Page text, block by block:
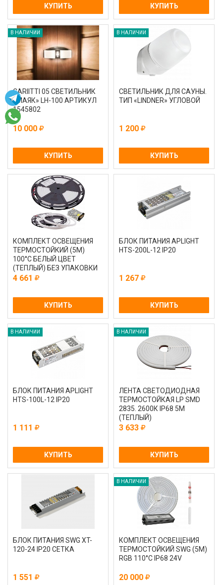
КУПИТЬ КУПИТЬ
В НАЛИЧИИ
CARIITTI 05 СВЕТИЛЬНИК
«МАЯК» LH-100 АРТИКУЛ
1545802
10 000
КУПИТЬ
В НАЛИЧИИ
СВЕТИЛЬНИК ДЛЯ САУНЫ.
ТИП «LINDNER» УГЛОВОЙ
1 200
КУПИТЬ
КОМПЛЕКТ ОСВЕЩЕНИЯ
ТЕРМОСТОЙКИЙ (5М)
100°С БЕЛЫЙ ЦВЕТ
(ТЕПЛЫЙ) БЕЗ УПАКОВКИ
4 661
КУПИТЬ
БЛОК ПИТАНИЯ APLIGHT
HTS-200L-12 IP20
1 267
КУПИТЬ
В НАЛИЧИИ
БЛОК ПИТАНИЯ APLIGHT
HTS-100L-12 IP20
1 111
КУПИТЬ
В НАЛИЧИИ
ЛЕНТА СВЕТОДИОДНАЯ
ТЕРМОСТОЙКАЯ LP SMD
2835. 2600К IP68 5М
(ТЕПЛЫЙ)
3 633
КУПИТЬ
БЛОК ПИТАНИЯ SWG XT-
120-24 IP20 СЕТКА
1 551
В НАЛИЧИИ
КОМПЛЕКТ ОСВЕЩЕНИЯ
ТЕРМОСТОЙКИЙ SWG (5М)
RGB 110°С IP68 24V
20 000